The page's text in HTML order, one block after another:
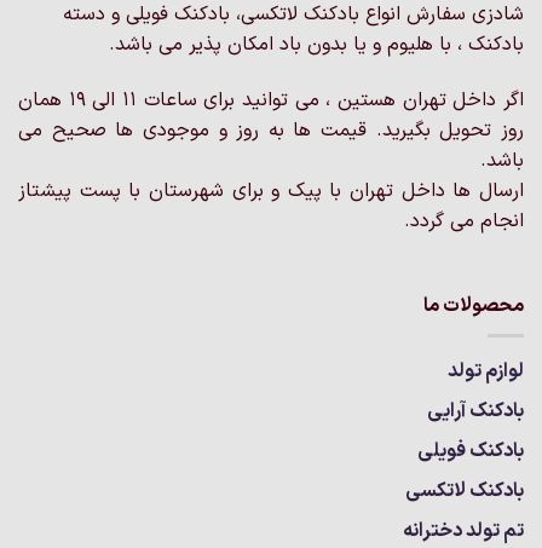
است
در
محصول
انتخاب
شوند
است
در
محصول
انتخاب
شادزی سفارش انواع بادکنک لاتکسی، بادکنک فویلی و دسته
بادکنک ، با هلیوم و یا بدون باد امکان پذیر می باشد.
اگر داخل تهران هستین ، می توانید برای ساعات 11 الی 19 همان
روز تحویل بگیرید. قیمت ها به روز و موجودی ها صحیح می
باشد.
ارسال ها داخل تهران با پیک و برای شهرستان با پست پیشتاز
انجام می گردد.
محصولات ما
لوازم تولد
بادکنک آرایی
بادکنک فویلی
بادکنک لاتکسی
تم تولد دخترانه